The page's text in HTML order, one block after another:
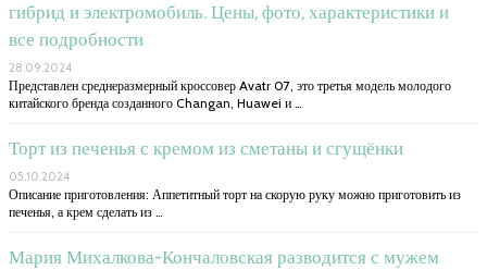
гибрид и электромобиль. Цены, фото, характеристики и
все подробности
28.09.2024
Представлен среднеразмерный кроссовер Avatr 07, это третья модель молодого
китайского бренда созданного Changan, Huawei и …
Торт из печенья с кремом из сметаны и сгущёнки
05.10.2024
Описание приготовления: Аппетитный торт на скорую руку можно приготовить из
печенья, а крем сделать из …
Мария Михалкова-Кончаловская разводится с мужем